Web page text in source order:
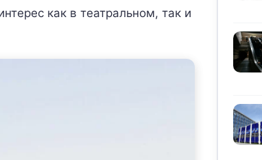
как в театральном, так и